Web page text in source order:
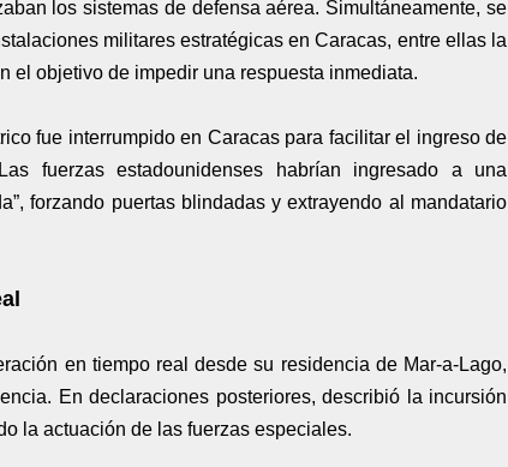
los sistemas de defensa aérea. Simultáneamente, se
militares estratégicas en Caracas, entre ellas la
el objetivo de impedir una respuesta inmediata.
fue interrumpido en Caracas para facilitar el ingreso de
fuerzas estadounidenses habrían ingresado a una
forzando puertas blindadas y extrayendo al mandatario
en tiempo real desde su residencia de Mar-a-Lago,
En declaraciones posteriores, describió la incursión
la actuación de las fuerzas especiales.